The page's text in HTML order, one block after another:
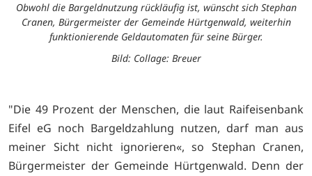
Obwohl die Bargeldnutzung rückläufig ist, wünscht sich Stephan
Cranen, Bürgermeister der Gemeinde Hürtgenwald, weiterhin
funktionierende Geldautomaten für seine Bürger.
Bild: Collage: Breuer
"Die 49 Prozent der Menschen, die laut Raifeisenbank
Eifel eG noch Bargeldzahlung nutzen, darf man aus
meiner Sicht nicht ignorieren«, so Stephan Cranen,
Bürgermeister der Gemeinde Hürtgenwald. Denn der